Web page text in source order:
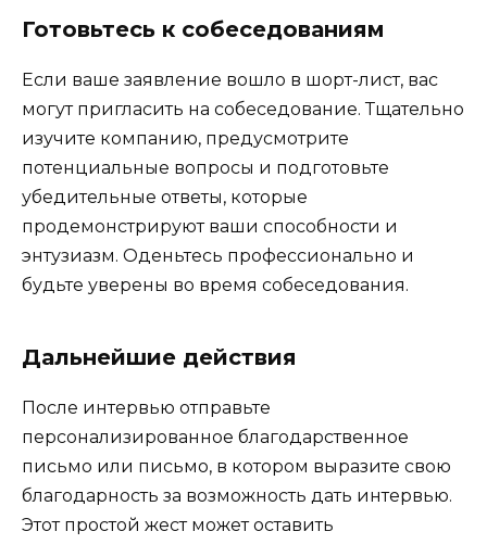
Готовьтесь к собеседованиям
Если ваше заявление вошло в шорт-лист, вас
могут пригласить на собеседование. Тщательно
изучите компанию, предусмотрите
потенциальные вопросы и подготовьте
убедительные ответы, которые
продемонстрируют ваши способности и
энтузиазм. Оденьтесь профессионально и
будьте уверены во время собеседования.
Дальнейшие действия
После интервью отправьте
персонализированное благодарственное
письмо или письмо, в котором выразите свою
благодарность за возможность дать интервью.
Этот простой жест может оставить